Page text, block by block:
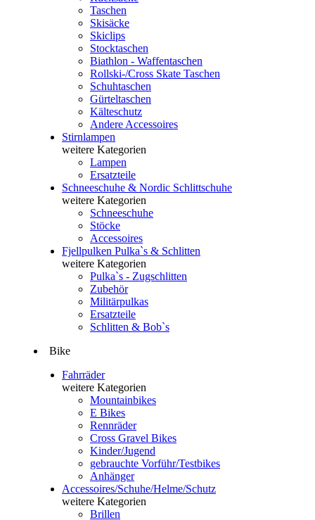
Taschen
Skisäcke
Skiclips
Stocktaschen
Biathlon - Waffentaschen
Rollski-/Cross Skate Taschen
Schuhtaschen
Gürteltaschen
Kälteschutz
Andere Accessoires
Stirnlampen
weitere Kategorien
Lampen
Ersatzteile
Schneeschuhe & Nordic Schlittschuhe
weitere Kategorien
Schneeschuhe
Stöcke
Accessoires
Fjellpulken Pulka`s & Schlitten
weitere Kategorien
Pulka`s - Zugschlitten
Zubehör
Militärpulkas
Ersatzteile
Schlitten & Bob`s
Bike
Fahrräder
weitere Kategorien
Mountainbikes
E Bikes
Rennräder
Cross Gravel Bikes
Kinder/Jugend
gebrauchte Vorführ/Testbikes
Anhänger
Accessoires/Schuhe/Helme/Schutz
weitere Kategorien
Brillen